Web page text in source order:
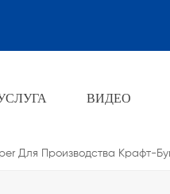
ВИДЕО
Запасов
Для Производства Крафт-